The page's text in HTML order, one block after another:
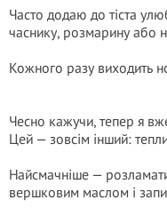
Часто додаю до тіста
часнику, розмарину або
Кожного разу виходить
Чесно кажучи, тепер я
Цей — зовсім інший:
Найсмачніше —
вершковим маслом і